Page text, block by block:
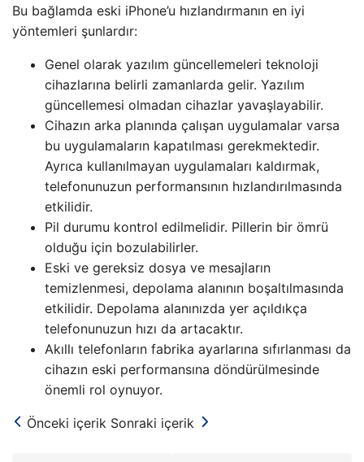
Bu bağlamda eski iPhone’u hızlandırmanın en iyi
yöntemleri şunlardır:
Genel olarak yazılım güncellemeleri teknoloji
cihazlarına belirli zamanlarda gelir. Yazılım
güncellemesi olmadan cihazlar yavaşlayabilir.
Cihazın arka planında çalışan uygulamalar varsa
bu uygulamaların kapatılması gerekmektedir.
Ayrıca kullanılmayan uygulamaları kaldırmak,
telefonunuzun performansının hızlandırılmasında
etkilidir.
Pil durumu kontrol edilmelidir. Pillerin bir ömrü
olduğu için bozulabilirler.
Eski ve gereksiz dosya ve mesajların
temizlenmesi, depolama alanının boşaltılmasında
etkilidir. Depolama alanınızda yer açıldıkça
telefonunuzun hızı da artacaktır.
Akıllı telefonların fabrika ayarlarına sıfırlanması da
cihazın eski performansına döndürülmesinde
önemli rol oynuyor.
Önceki içerik Sonraki içerik